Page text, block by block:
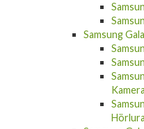
Samsung
Samsung